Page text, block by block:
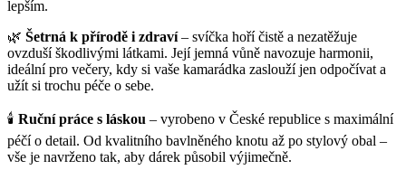
lepším.
🌿 Šetrná k přírodě i zdraví– svíčka hoří čistě a nezatěžuje
ovzduší škodlivými látkami. Její jemná vůně navozuje harmonii,
ideální pro večery, kdy si vaše kamarádka zaslouží jen odpočívat a
užít si trochu péče o sebe.
🕯️ Ruční práce s láskou – vyrobeno v České republice s maximální
péčí o detail. Od kvalitního bavlněného knotu až po stylový obal –
vše je navrženo tak, aby dárek působil výjimečně.